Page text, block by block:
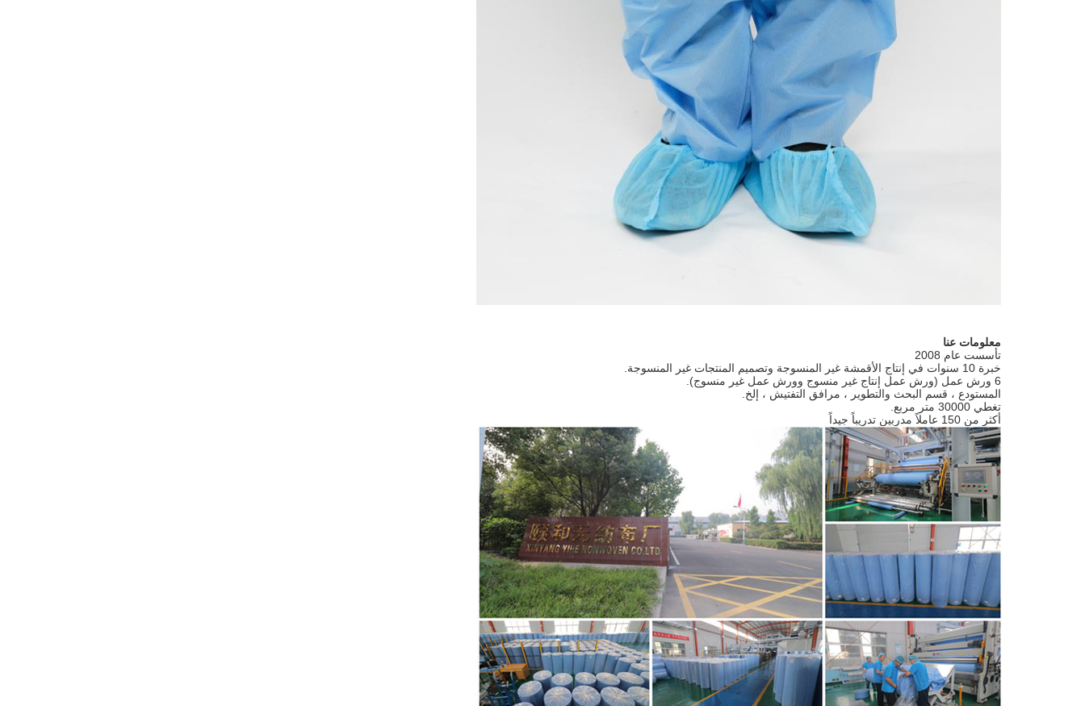
معلومات عنا
تأسست عام 2008
خبرة 10 سنوات في إنتاج الأقمشة غير المنسوجة وتصميم المنتجات غير المنسوجة.
6 ورش عمل (ورش عمل إنتاج غير منسوج وورش عمل غير منسوج).
المستودع ، قسم البحث والتطوير ، مرافق التفتيش ، إلخ.
تغطي 30000 متر مربع.
أكثر من 150 عاملاً مدربين تدريباً جيداً